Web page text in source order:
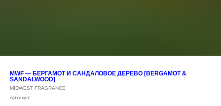
MWF — БЕРГАМОТ И САНДАЛОВОЕ ДЕРЕВО [BERGAMOT &
SANDALWOOD]
MIDWEST FRAGRANCE
Артикул: